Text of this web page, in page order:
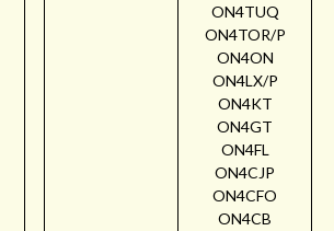
ON4TUQ
ON4TOR/P
ON4ON
ON4LX/P
ON4KT
ON4GT
ON4FL
ON4CJP
ON4CFO
ON4CB